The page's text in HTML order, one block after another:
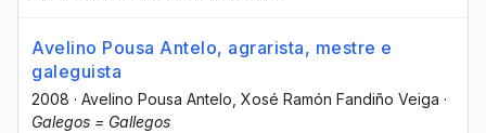
Avelino Pousa Antelo, agrarista, mestre e
galeguista
2008 · Avelino Pousa Antelo , Xosé Ramón Fandiño Veiga ·
Galegos = Gallegos